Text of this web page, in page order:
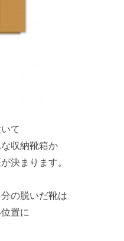
て
収納靴箱か
が決まります。
の脱いだ靴は
置に